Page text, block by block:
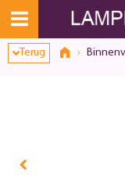
Terug
Toestemmingsvenster